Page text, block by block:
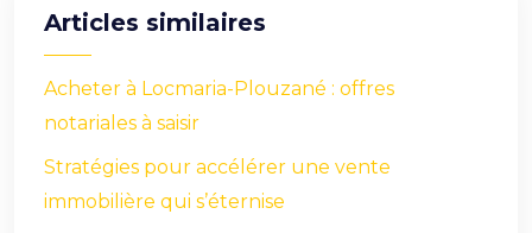
Articles similaires
Acheter à Locmaria-Plouzané : offres
notariales à saisir
Stratégies pour accélérer une vente
immobilière qui s’éternise